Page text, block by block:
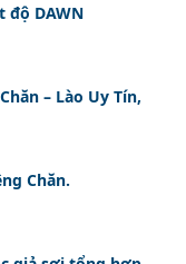
độ DAWN
– Lào Uy Tín,
Chăn.